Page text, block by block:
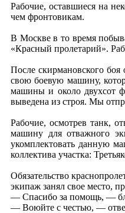
Рабочие, оставшиеся на
чем фронтовикам.
В Москве в то время
«Красный пролетарий».
После скирмановского
свою боевую машину,
машины и около двухсот
выведена из строя. Мы
Рабочие, осмотрев танк,
машину для отважного
укомплектовать данную
коллектива участка:
Обязательство
экипаж занял свое место,
— Спасибо за помощь, —
— Воюйте с честью, —